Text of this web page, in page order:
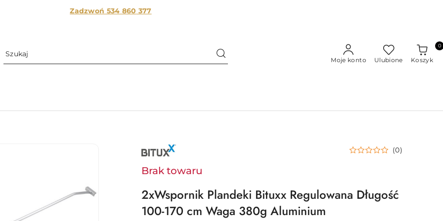
Zadzwoń 534 860 377
Moje konto Ulubione Koszyk
0
NAZWA
PRODUCENTA: (0)
Brak towaru
2xWspornik Plandeki Bituxx Regulowana Długość
100-170 cm Waga 380g Aluminium